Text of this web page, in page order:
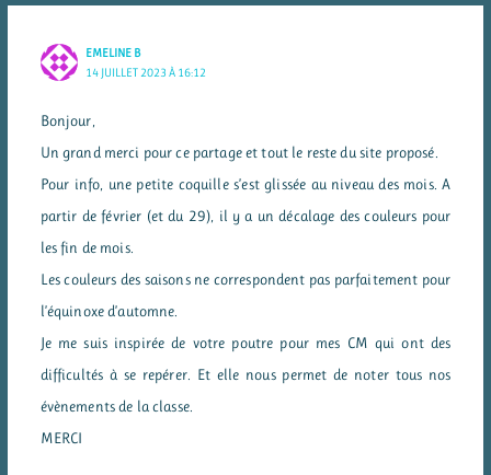
EMELINE B
14 JUILLET 2023 À 16:12
Bonjour,
Un grand merci pour ce partage et tout le reste du site proposé.
Pour info, une petite coquille s’est glissée au niveau des mois. A
partir de février (et du 29), il y a un décalage des couleurs pour
les fin de mois.
Les couleurs des saisons ne correspondent pas parfaitement pour
l’équinoxe d’automne.
Je me suis inspirée de votre poutre pour mes CM qui ont des
difficultés à se repérer. Et elle nous permet de noter tous nos
évènements de la classe.
MERCI